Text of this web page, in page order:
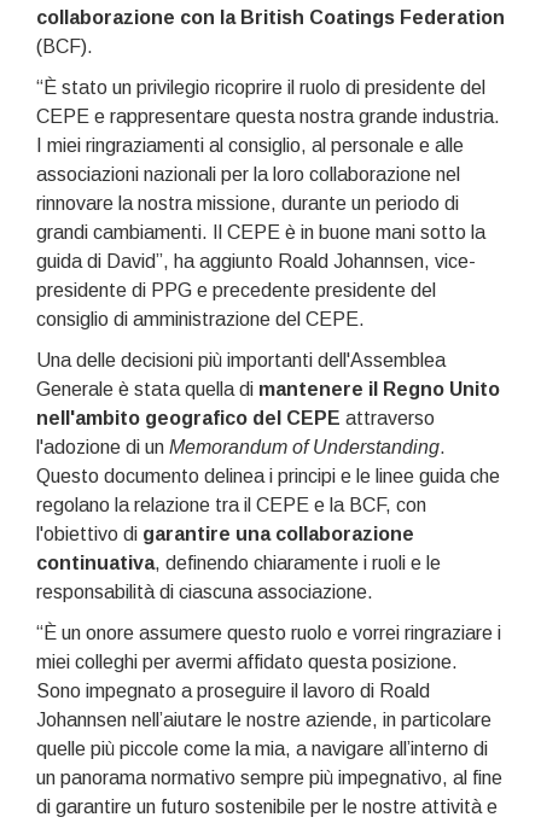
collaborazione con la British Coatings Federation
(BCF).
“È stato un privilegio ricoprire il ruolo di presidente del
CEPE e rappresentare questa nostra grande industria.
I miei ringraziamenti al consiglio, al personale e alle
associazioni nazionali per la loro collaborazione nel
rinnovare la nostra missione, durante un periodo di
grandi cambiamenti. Il CEPE è in buone mani sotto la
guida di David”, ha aggiunto Roald Johannsen, vice-
presidente di PPG e precedente presidente del
consiglio di amministrazione del CEPE.
Una delle decisioni più importanti dell'Assemblea
Generale è stata quella di mantenere il Regno Unito
nell'ambito geografico del CEPE attraverso
l'adozione di un Memorandum of Understanding.
Questo documento delinea i principi e le linee guida che
regolano la relazione tra il CEPE e la BCF, con
l'obiettivo di garantire una collaborazione
continuativa, definendo chiaramente i ruoli e le
responsabilità di ciascuna associazione.
“È un onore assumere questo ruolo e vorrei ringraziare i
miei colleghi per avermi affidato questa posizione.
Sono impegnato a proseguire il lavoro di Roald
Johannsen nell’aiutare le nostre aziende, in particolare
quelle più piccole come la mia, a navigare all’interno di
un panorama normativo sempre più impegnativo, al fine
di garantire un futuro sostenibile per le nostre attività e